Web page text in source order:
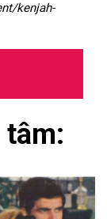
kenjah-
tâm: